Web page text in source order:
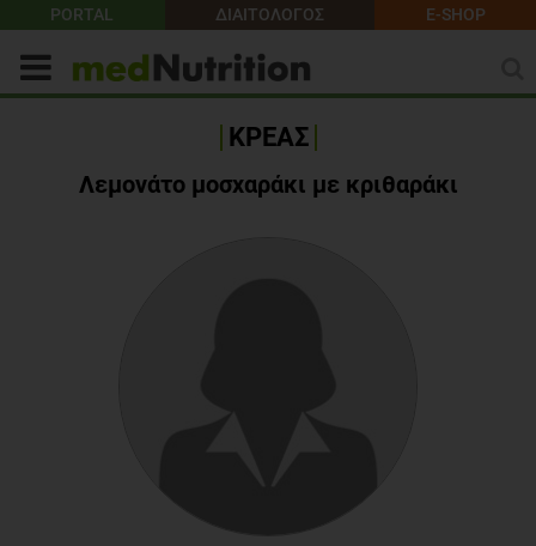
PORTAL ΔΙΑΙΤΟΛΟΓΟΣ E-SHOP
ΚΡΕΑΣ
Λεμονάτο μοσχαράκι με κριθαράκι